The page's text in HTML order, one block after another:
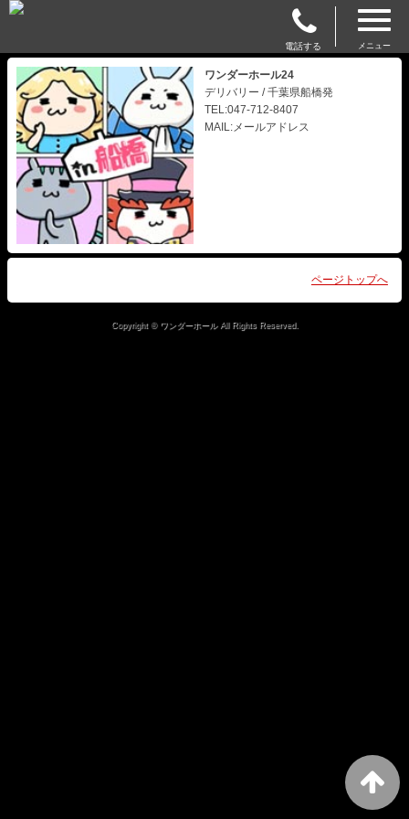
電話する メニュー
ワンダーホール24
デリバリー / 千葉県船橋発
TEL:047-712-8407
MAIL:メールアドレス
ページトップへ
Copyright © ワンダーホール All Rights Reserved.